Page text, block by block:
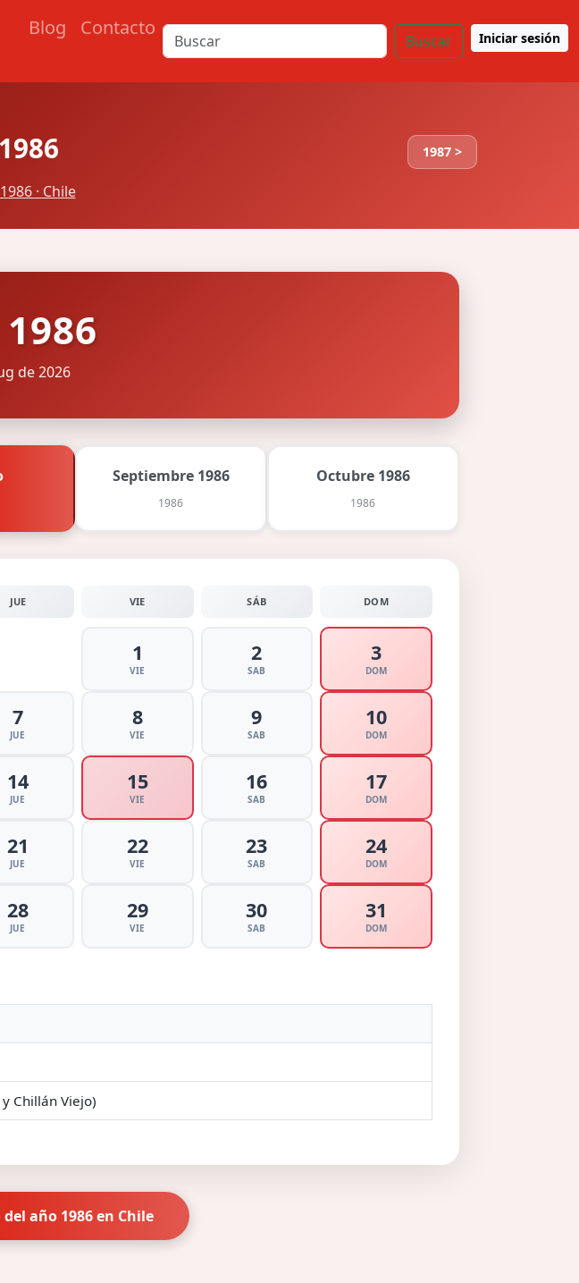
Blog Contacto
Buscar Iniciar sesión
1987 >
· Chile
de 2026
Septiembre 1986
1986
Octubre 1986
1986
JUE VIE SÁB DOM
1
VIE
2
SAB
3
DOM
7
JUE
8
VIE
9
SAB
10
DOM
14
JUE
15
VIE
16
SAB
17
DOM
21
JUE
22
VIE
23
SAB
24
DOM
28
JUE
29
VIE
30
SAB
31
DOM
Chillán Viejo)
año 1986 en Chile